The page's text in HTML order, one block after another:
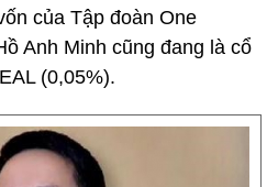
của Tập đoàn One
Anh Minh cũng đang là cổ
(0,05%).